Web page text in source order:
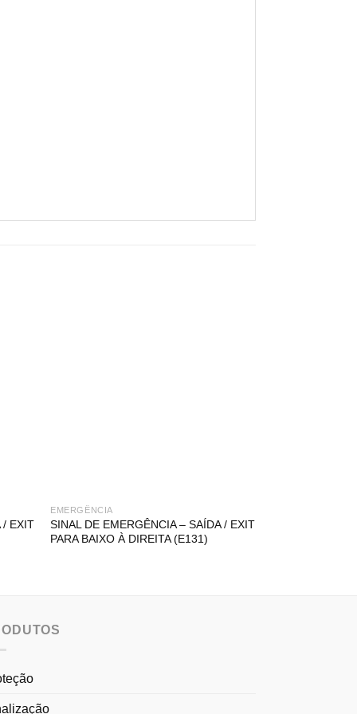
/ EXIT
EMERGÊNCIA
SINAL DE EMERGÊNCIA – SAÍDA / EXIT
PARA BAIXO À DIREITA (E131)